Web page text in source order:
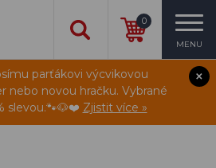
0
MENU
parťákovi výcvikovou
nebo novou hračku. Vybrané
slevou.🐾🐶❤️ Zjistit více »